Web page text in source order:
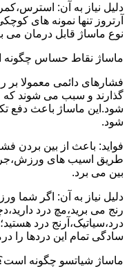
دلیل نیاز به آن:
آرتروز تنها نمونه های
نوع ماساژ قابل درمان می
ماساژ نقاط حساس
فشارهای دائمی معمولا
گذارند و سبب می شوند که
شود.این ماساژ باعث دفع
شود.
فواید: باعث از بین بردن
طریق اسیب های
بین می برد.
دلیل نیاز به آن: اگر شما
رنج می برید،مچ درد
درد،سیاتیک،آرنج درد
سادگی تمام این دردها را
ماساژ شیاتسو چگونه